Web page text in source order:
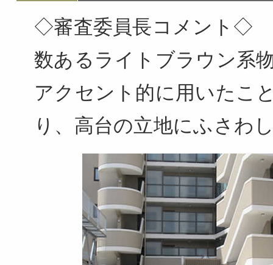
◇審査委員長コメント◇
数あるライトブラウン系
アクセント的に用いたこ
り、高台の立地にふさわ